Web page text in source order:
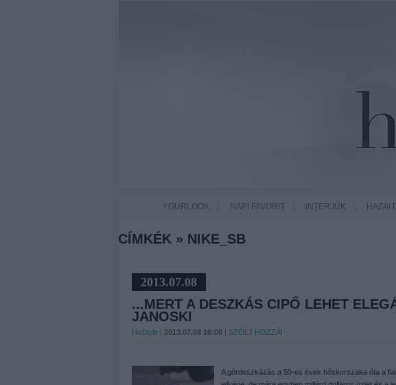
YOURLOOK NAPI FAVORIT INTERJÚK HAZAI
CÍMKÉK » NIKE_SB
2013.07.08
...MERT A DESZKÁS CIPŐ LEHET
JANOSKI
HeStyle | 2013.07.08 16:00 | SZÓLJ HOZZÁ!
A gördeszkázás a 50-es évek hőskorszaka óta a